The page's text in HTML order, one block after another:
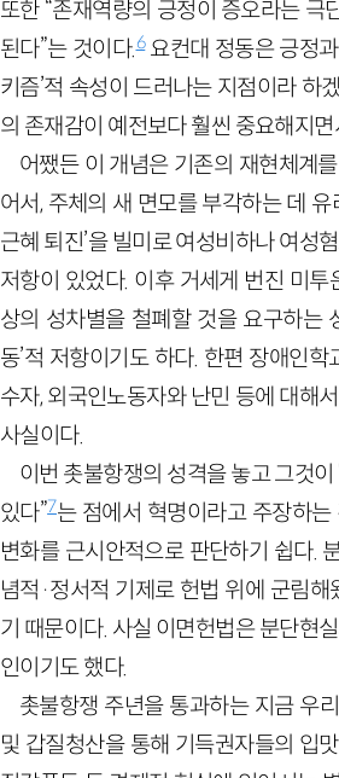
또한 “존재역량의 긍정이 증오라는
된다”는 것이다.6요컨대 정동은 긍정과
키즘’적 속성이 드러나는 지점이라 하
의 존재감이 예전보다 훨씬 중요해지
어쨌든 이 개념은 기존의 재현체계
어서, 주체의 새 면모를 부각하는 데
근혜 퇴진’을 빌미로 여성비하나 여
저항이 있었다. 이후 거세게 번진 미
상의 성차별을 철폐할 것을 요구하는
동’적 저항이기도 하다. 한편 장애인
수자, 외국인노동자와 난민 등에 대해
사실이다.
이번 촛불항쟁의 성격을 놓고 그것
있다”7는 점에서 혁명이라고 주장하
변화를 근시안적으로 판단하기 쉽다.
념적·정서적 기제로 헌법 위에 군림해
기 때문이다. 사실 이면헌법은 분단현
인이기도 했다.
촛불항쟁 주년을 통과하는 지금 우
및 갑질청산을 통해 기득권자들의 입